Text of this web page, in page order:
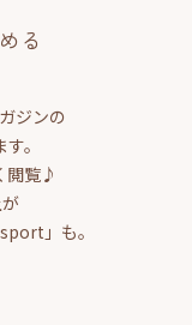
る
ジンの
。
閲覧♪
」も。